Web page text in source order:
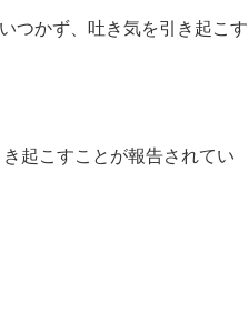
つかず、吐き気を引き起こす
起こすことが報告されてい